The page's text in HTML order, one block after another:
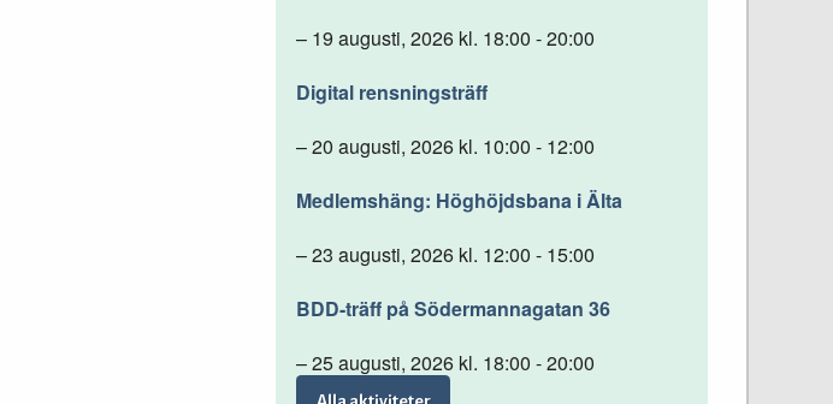
– 19 augusti, 2026 kl. 18:00 - 20:00
Digital rensningsträff
– 20 augusti, 2026 kl. 10:00 - 12:00
Medlemshäng: Höghöjdsbana i Älta
– 23 augusti, 2026 kl. 12:00 - 15:00
BDD-träff på Södermannagatan 36
– 25 augusti, 2026 kl. 18:00 - 20:00